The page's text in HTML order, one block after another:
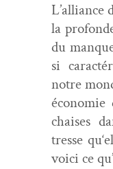
L’alliance
la
du
si
notre
économie
chais­es
tresse
voici ce